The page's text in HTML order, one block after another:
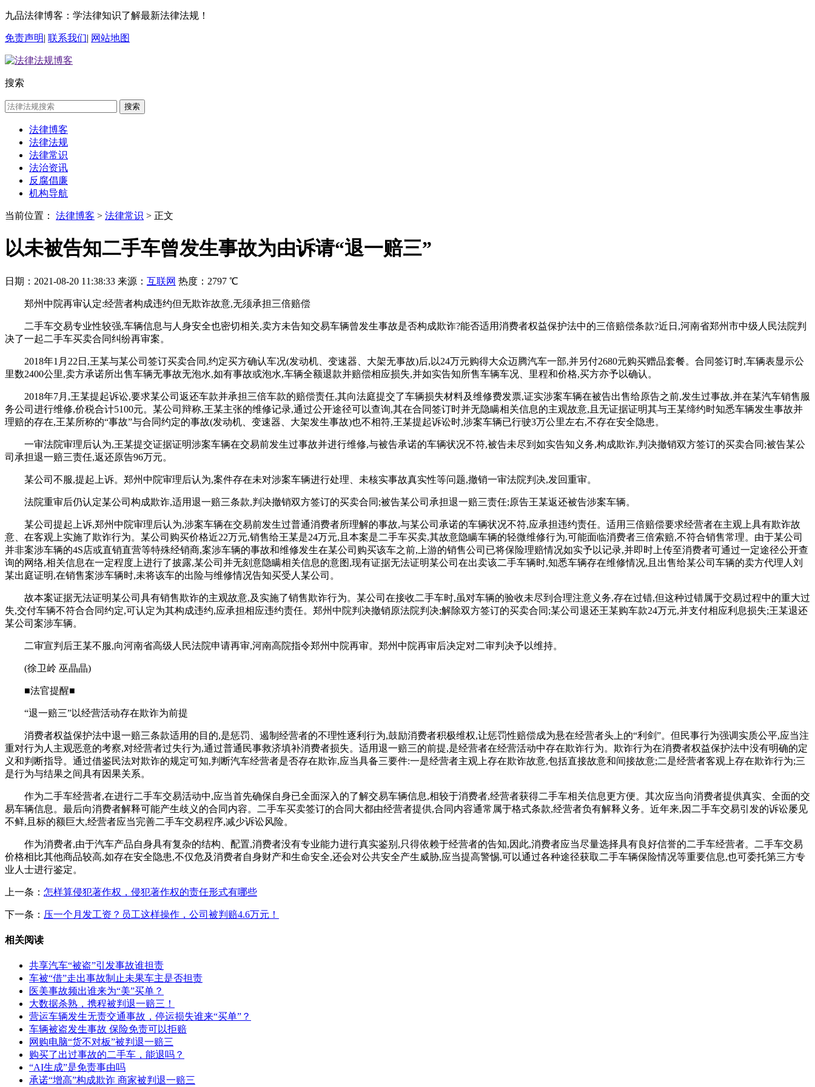
九品法律博客：学法律知识了解最新法律法规！
免责声明| 联系我们| 网站地图
搜索
搜索
法律博客
法律法规
法律常识
法治资讯
反腐倡廉
机构导航
当前位置： 法律博客 > 法律常识 > 正文
以未被告知二手车曾发生事故为由诉请“退一赔三”
日期： 2021-08-20 11:38:33 来源： 互联网 热度： 2797 ℃
郑州中院再审认定:经营者构成违约但无欺诈故意,无须承担三倍赔偿
二手车交易专业性较强,车辆信息与人身安全也密切相关,卖方未告知交易车辆曾发生事故是否构成欺诈?能否适用消费者权益保护法中的三倍赔偿条款?近日,河南省郑州市中级人民法院判
决了一起二手车买卖合同纠纷再审案。
2018年1月22日,王某与某公司签订买卖合同,约定买方确认车况(发动机、变速器、大架无事故)后,以24万元购得大众迈腾汽车一部,并另付2680元购买赠品套餐。合同签订时,车辆表显示公
里数2400公里,卖方承诺所出售车辆无事故无泡水,如有事故或泡水,车辆全额退款并赔偿相应损失,并如实告知所售车辆车况、里程和价格,买方亦予以确认。
2018年7月,王某提起诉讼,要求某公司返还车款并承担三倍车款的赔偿责任,其向法庭提交了车辆损失材料及维修费发票,证实涉案车辆在被告出售给原告之前,发生过事故,并在某汽车销售服
务公司进行维修,价税合计5100元。某公司辩称,王某主张的维修记录,通过公开途径可以查询,其在合同签订时并无隐瞒相关信息的主观故意,且无证据证明其与王某缔约时知悉车辆发生事故并
理赔的存在,王某所称的“事故”与合同约定的事故(发动机、变速器、大架发生事故)也不相符,王某提起诉讼时,涉案车辆已行驶3万公里左右,不存在安全隐患。
一审法院审理后认为,王某提交证据证明涉案车辆在交易前发生过事故并进行维修,与被告承诺的车辆状况不符,被告未尽到如实告知义务,构成欺诈,判决撤销双方签订的买卖合同;被告某公
司承担退一赔三责任,返还原告96万元。
某公司不服,提起上诉。郑州中院审理后认为,案件存在未对涉案车辆进行处理、未核实事故真实性等问题,撤销一审法院判决,发回重审。
法院重审后仍认定某公司构成欺诈,适用退一赔三条款,判决撤销双方签订的买卖合同;被告某公司承担退一赔三责任;原告王某返还被告涉案车辆。
某公司提起上诉,郑州中院审理后认为,涉案车辆在交易前发生过普通消费者所理解的事故,与某公司承诺的车辆状况不符,应承担违约责任。适用三倍赔偿要求经营者在主观上具有欺诈故
意、在客观上实施了欺诈行为。某公司购买价格近22万元,销售给王某是24万元,且本案是二手车买卖,其故意隐瞒车辆的轻微维修行为,可能面临消费者三倍索赔,不符合销售常理。由于某公司
并非案涉车辆的4S店或直销直营等特殊经销商,案涉车辆的事故和维修发生在某公司购买该车之前,上游的销售公司已将保险理赔情况如实予以记录,并即时上传至消费者可通过一定途径公开查
询的网络,相关信息在一定程度上进行了披露,某公司并无刻意隐瞒相关信息的意图,现有证据无法证明某公司在出卖该二手车辆时,知悉车辆存在维修情况,且出售给某公司车辆的卖方代理人刘
某出庭证明,在销售案涉车辆时,未将该车的出险与维修情况告知买受人某公司。
故本案证据无法证明某公司具有销售欺诈的主观故意,及实施了销售欺诈行为。某公司在接收二手车时,虽对车辆的验收未尽到合理注意义务,存在过错,但这种过错属于交易过程中的重大过
失,交付车辆不符合合同约定,可认定为其构成违约,应承担相应违约责任。郑州中院判决撤销原法院判决;解除双方签订的买卖合同;某公司退还王某购车款24万元,并支付相应利息损失;王某退还
某公司案涉车辆。
二审宣判后王某不服,向河南省高级人民法院申请再审,河南高院指令郑州中院再审。郑州中院再审后决定对二审判决予以维持。
(徐卫岭 巫晶晶)
■法官提醒■
“退一赔三”以经营活动存在欺诈为前提
消费者权益保护法中退一赔三条款适用的目的,是惩罚、遏制经营者的不理性逐利行为,鼓励消费者积极维权,让惩罚性赔偿成为悬在经营者头上的“利剑”。但民事行为强调实质公平,应当注
重对行为人主观恶意的考察,对经营者过失行为,通过普通民事救济填补消费者损失。适用退一赔三的前提,是经营者在经营活动中存在欺诈行为。欺诈行为在消费者权益保护法中没有明确的定
义和判断指导。通过借鉴民法对欺诈的规定可知,判断汽车经营者是否存在欺诈,应当具备三要件:一是经营者主观上存在欺诈故意,包括直接故意和间接故意;二是经营者客观上存在欺诈行为;三
是行为与结果之间具有因果关系。
作为二手车经营者,在进行二手车交易活动中,应当首先确保自身已全面深入的了解交易车辆信息,相较于消费者,经营者获得二手车相关信息更方便。其次应当向消费者提供真实、全面的交
易车辆信息。最后向消费者解释可能产生歧义的合同内容。二手车买卖签订的合同大都由经营者提供,合同内容通常属于格式条款,经营者负有解释义务。近年来,因二手车交易引发的诉讼屡见
不鲜,且标的额巨大,经营者应当完善二手车交易程序,减少诉讼风险。
作为消费者,由于汽车产品自身具有复杂的结构、配置,消费者没有专业能力进行真实鉴别,只得依赖于经营者的告知,因此,消费者应当尽量选择具有良好信誉的二手车经营者。二手车交易
价格相比其他商品较高,如存在安全隐患,不仅危及消费者自身财产和生命安全,还会对公共安全产生威胁,应当提高警惕,可以通过各种途径获取二手车辆保险情况等重要信息,也可委托第三方专
业人士进行鉴定。
上一条： 怎样算侵犯著作权，侵犯著作权的责任形式有哪些
下一条： 压一个月发工资？员工这样操作，公司被判赔4.6万元！
相关阅读
共享汽车“被盗”引发事故谁担责
车被“借”走出事故制止未果车主是否担责
医美事故频出谁来为“美”买单？
大数据杀熟，携程被判退一赔三！
营运车辆发生无责交通事故，停运损失谁来“买单”？
车辆被盗发生事故 保险免责可以拒赔
网购电脑“货不对板”被判退一赔三
购买了出过事故的二手车，能退吗？
“AI生成”是免责事由吗
承诺“增高”构成欺诈 商家被判退一赔三